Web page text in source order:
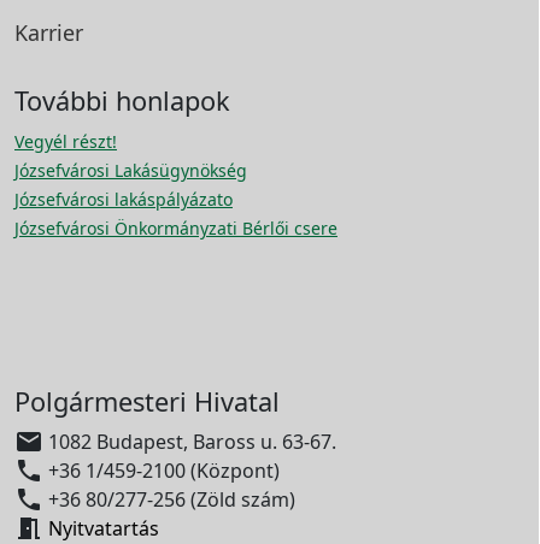
Karrier
További honlapok
Vegyél részt!
Józsefvárosi Lakásügynökség
Józsefvárosi lakáspályázato
Józsefvárosi Önkormányzati Bérlői csere
Polgármesteri Hivatal
 1082 Budapest, Baross u. 63-67.
 +36 1/459-2100 (Központ)
 +36 80/277-256 (Zöld szám)
 Nyitvatartás